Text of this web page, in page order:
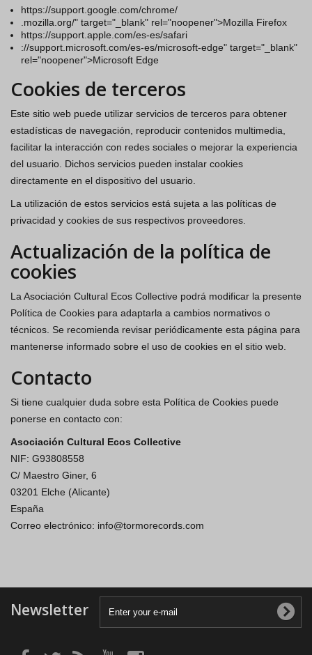
https://support.google.com/chrome/
.mozilla.org/" target="_blank" rel="noopener">Mozilla Firefox
https://support.apple.com/es-es/safari
://support.microsoft.com/es-es/microsoft-edge" target="_blank"
rel="noopener">Microsoft Edge
Cookies de terceros
Este sitio web puede utilizar servicios de terceros para obtener
estadísticas de navegación, reproducir contenidos multimedia,
facilitar la interacción con redes sociales o mejorar la experiencia
del usuario. Dichos servicios pueden instalar cookies
directamente en el dispositivo del usuario.
La utilización de estos servicios está sujeta a las políticas de
privacidad y cookies de sus respectivos proveedores.
Actualización de la política de
cookies
La Asociación Cultural Ecos Collective podrá modificar la presente
Política de Cookies para adaptarla a cambios normativos o
técnicos. Se recomienda revisar periódicamente esta página para
mantenerse informado sobre el uso de cookies en el sitio web.
Contacto
Si tiene cualquier duda sobre esta Política de Cookies puede
ponerse en contacto con:
Asociación Cultural Ecos Collective
NIF: G93808558
C/ Maestro Giner, 6
03201 Elche (Alicante)
España
Correo electrónico: info@tormorecords.com
Newsletter